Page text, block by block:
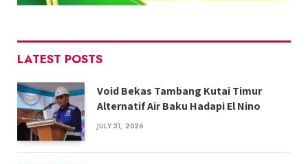
LATEST POSTS
Void Bekas Tambang Kutai Timur
Alternatif Air Baku Hadapi El Nino
JULY 31, 2026